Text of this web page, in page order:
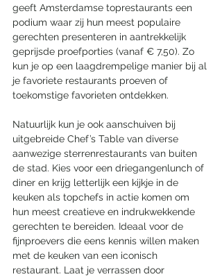
geeft Amsterdamse toprestaurants een
podium waar zij hun meest populaire
gerechten presenteren in aantrekkelijk
geprijsde proefporties (vanaf € 7,50). Zo
kun je op een laagdrempelige manier bij al
je favoriete restaurants proeven of
toekomstige favorieten ontdekken.
Natuurlijk kun je ook aanschuiven bij
uitgebreide Chef’s Table van diverse
aanwezige sterrenrestaurants van buiten
de stad. Kies voor een driegangenlunch of
diner en krijg letterlijk een kijkje in de
keuken als topchefs in actie komen om
hun meest creatieve en indrukwekkende
gerechten te bereiden. Ideaal voor de
fijnproevers die eens kennis willen maken
met de keuken van een iconisch
restaurant. Laat je verrassen door